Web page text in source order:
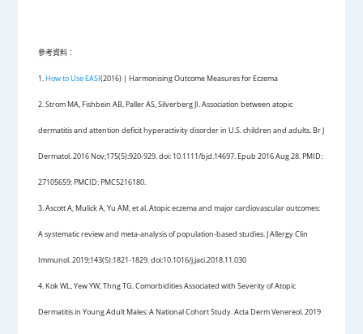
參考資料：
1.How to Use EASI(2016) | Harmonising Outcome Measures for Eczema
2. Strom MA, Fishbein AB, Paller AS, Silverberg JI. Association between atopic
dermatitis and attention deficit hyperactivity disorder in U.S. children and adults. Br J
Dermatol. 2016 Nov;175(5):920-929. doi: 10.1111/bjd.14697. Epub 2016 Aug 28. PMID:
27105659; PMCID: PMC5216180.
3. Ascott A, Mulick A, Yu AM, et al. Atopic eczema and major cardiovascular outcomes:
A systematic review and meta-analysis of population-based studies. J Allergy Clin
Immunol. 2019;143(5):1821-1829. doi:10.1016/j.jaci.2018.11.030
4. Kok WL, Yew YW, Thng TG. Comorbidities Associated with Severity of Atopic
Dermatitis in Young Adult Males: A National Cohort Study. Acta Derm Venereol. 2019